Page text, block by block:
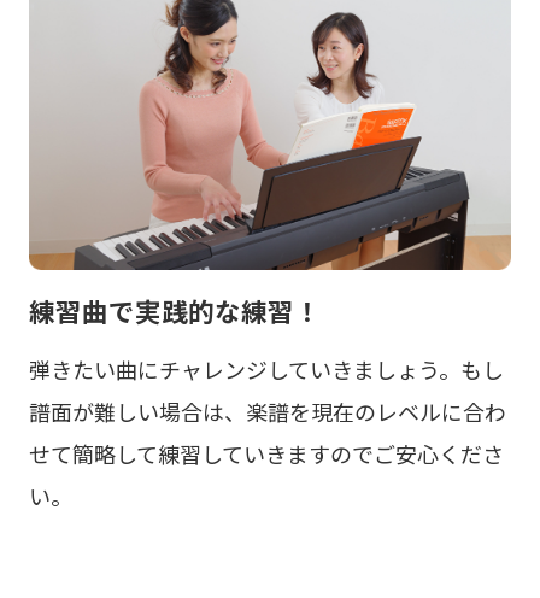
練習曲で実践的な練習！
弾きたい曲にチャレンジしていきましょう。もし
譜面が難しい場合は、楽譜を現在のレベルに合わ
せて簡略して練習していきますのでご安心くださ
い。